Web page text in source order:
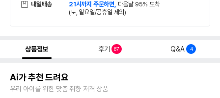
내일배송 21시까지 주문하면, 다음날 95% 도착
(토, 일요일/공휴일 제외)
상품정보 후기 87 Q&A 4
Ai가 추천 드려요
우리 아이를 위한 맞춤 취향 저격 상품